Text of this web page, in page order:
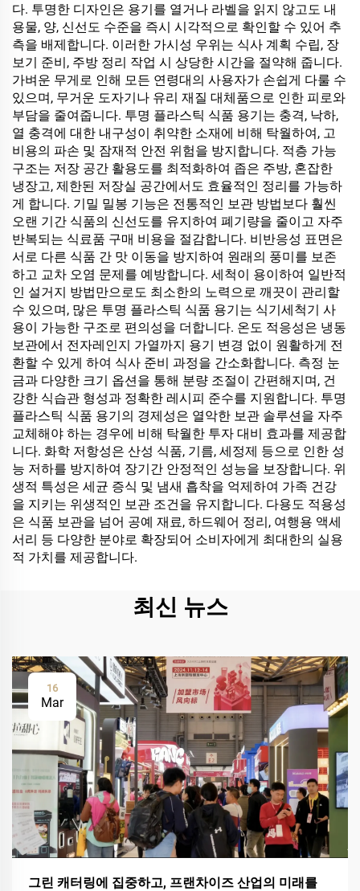
다. 투명한 디자인은 용기를 열거나 라벨을 읽지 않고도 내
용물, 양, 신선도 수준을 즉시 시각적으로 확인할 수 있어 추
측을 배제합니다. 이러한 가시성 우위는 식사 계획 수립, 장
보기 준비, 주방 정리 작업 시 상당한 시간을 절약해 줍니다.
가벼운 무게로 인해 모든 연령대의 사용자가 손쉽게 다룰 수
있으며, 무거운 도자기나 유리 재질 대체품으로 인한 피로와
부담을 줄여줍니다. 투명 플라스틱 식품 용기는 충격, 낙하,
열 충격에 대한 내구성이 취약한 소재에 비해 탁월하여, 고
비용의 파손 및 잠재적 안전 위험을 방지합니다. 적층 가능
구조는 저장 공간 활용도를 최적화하여 좁은 주방, 혼잡한
냉장고, 제한된 저장실 공간에서도 효율적인 정리를 가능하
게 합니다. 기밀 밀봉 기능은 전통적인 보관 방법보다 훨씬
오랜 기간 식품의 신선도를 유지하여 폐기량을 줄이고 자주
반복되는 식료품 구매 비용을 절감합니다. 비반응성 표면은
서로 다른 식품 간 맛 이동을 방지하여 원래의 풍미를 보존
하고 교차 오염 문제를 예방합니다. 세척이 용이하여 일반적
인 설거지 방법만으로도 최소한의 노력으로 깨끗이 관리할
수 있으며, 많은 투명 플라스틱 식품 용기는 식기세척기 사
용이 가능한 구조로 편의성을 더합니다. 온도 적응성은 냉동
보관에서 전자레인지 가열까지 용기 변경 없이 원활하게 전
환할 수 있게 하여 식사 준비 과정을 간소화합니다. 측정 눈
금과 다양한 크기 옵션을 통해 분량 조절이 간편해지며, 건
강한 식습관 형성과 정확한 레시피 준수를 지원합니다. 투명
플라스틱 식품 용기의 경제성은 열악한 보관 솔루션을 자주
교체해야 하는 경우에 비해 탁월한 투자 대비 효과를 제공합
니다. 화학 저항성은 산성 식품, 기름, 세정제 등으로 인한 성
능 저하를 방지하여 장기간 안정적인 성능을 보장합니다. 위
생적 특성은 세균 증식 및 냄새 흡착을 억제하여 가족 건강
을 지키는 위생적인 보관 조건을 유지합니다. 다용도 적용성
은 식품 보관을 넘어 공예 재료, 하드웨어 정리, 여행용 액세
서리 등 다양한 분야로 확장되어 소비자에게 최대한의 실용
적 가치를 제공합니다.
최신 뉴스
16
Mar
그린 캐터링에 집중하고, 프랜차이즈 산업의 미래를